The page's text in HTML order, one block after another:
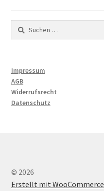
Suchen
nach:
Impressum
AGB
Widerrufsrecht
Datenschutz
© 2026
Erstellt mit WooCommerce